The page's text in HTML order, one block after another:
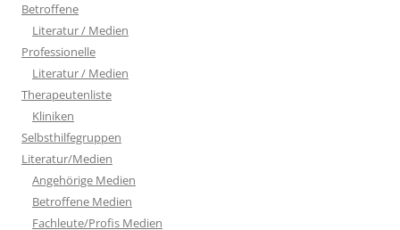
Betroffene
Literatur / Medien
Professionelle
Literatur / Medien
Therapeutenliste
Kliniken
Selbsthilfegruppen
Literatur/Medien
Angehörige Medien
Betroffene Medien
Fachleute/Profis Medien